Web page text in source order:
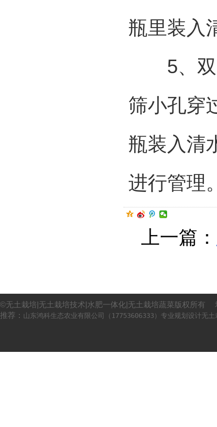
瓶里装入
5、双
筛小孔穿
瓶装入清
进行管理
上一篇：
©无土栽培|无土栽培技术|水肥一体化|无土栽培蔬菜版权所有
推荐： 山东鸿科生态农业有限公司（17753606333）专业规划设计无